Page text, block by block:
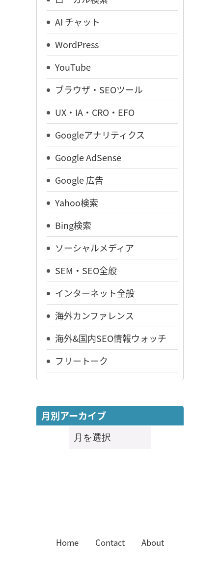
AI チャット
WordPress
YouTube
ブラウザ・SEOツール
UX・IA・CRO・EFO
Googleアナリティクス
Google AdSense
Google 広告
Yahoo検索
Bing検索
ソーシャルメディア
SEM・SEO全般
インターネット全般
海外カンファレンス
海外&国内SEO情報ウォッチ
フリートーク
月別アーカイブ
月
別
Home Contact About